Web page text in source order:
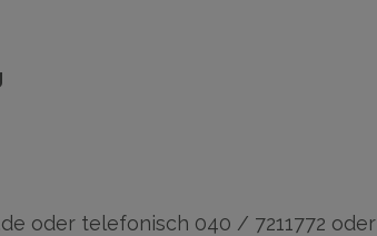
oder telefonisch 040 / 7211772 oder